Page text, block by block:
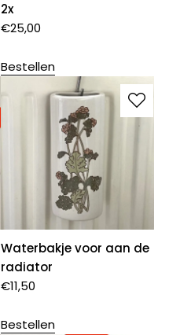
2x
€25,00
Bestellen
Waterbakje voor aan de
radiator
€11,50
Bestellen